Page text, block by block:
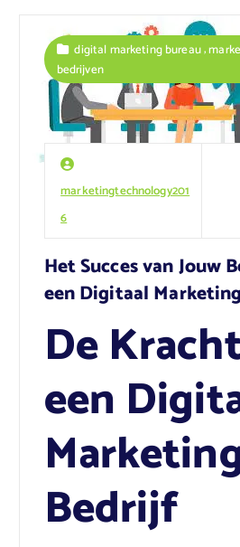
marketingtechnology201
6
digital marketing bureau,
bedrijven
Het Succes van Jouw
een Digitaal
De
een
Bedrijf